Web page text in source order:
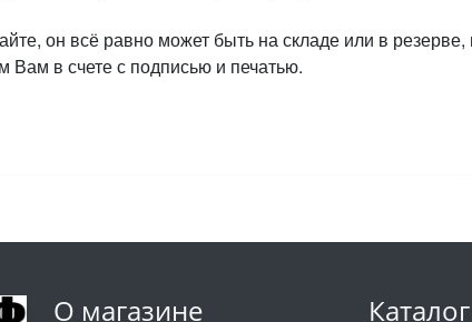
он всё равно может быть на складе или в
Вам в счете с подписью и печатью.
О магазине